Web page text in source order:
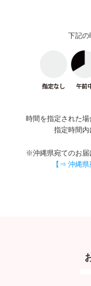
下記の
時間を指定された
指定時間内
※沖縄県宛てのお届
【⇒ 沖縄